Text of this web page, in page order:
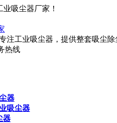
吸尘器厂家！
注工业吸尘器，提供整套吸尘
器
吸尘器
器